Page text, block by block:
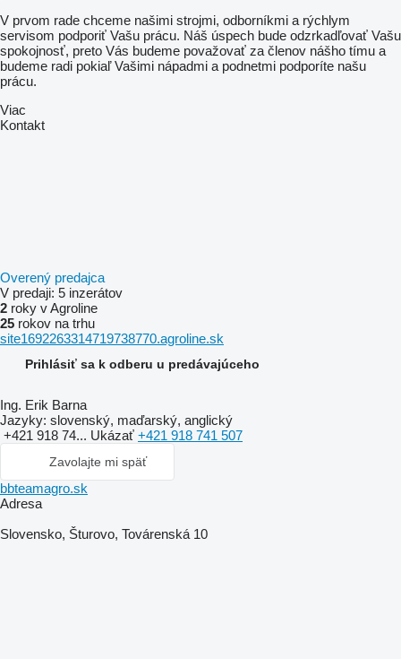
V prvom rade chceme našimi strojmi, odborníkmi a rýchlym
servisom podporiť Vašu prácu. Náš úspech bude odzrkadľovať Vašu
spokojnosť, preto Vás budeme považovať za členov nášho tímu a
budeme radi pokiaľ Vašimi nápadmi a podnetmi podporíte našu
prácu.
Viac
Kontakt
Overený predajca
V predaji: 5 inzerátov
2 roky v Agroline
25 rokov na trhu
site1692263314719738770.agroline.sk
Prihlásiť sa k odberu u predávajúceho
Ing. Erik Barna
Jazyky: slovenský, maďarský, anglický
+421 918 74... Ukázať +421 918 741 507
Zavolajte mi späť
bbteamagro.sk
Adresa
Slovensko, Šturovo, Továrenská 10